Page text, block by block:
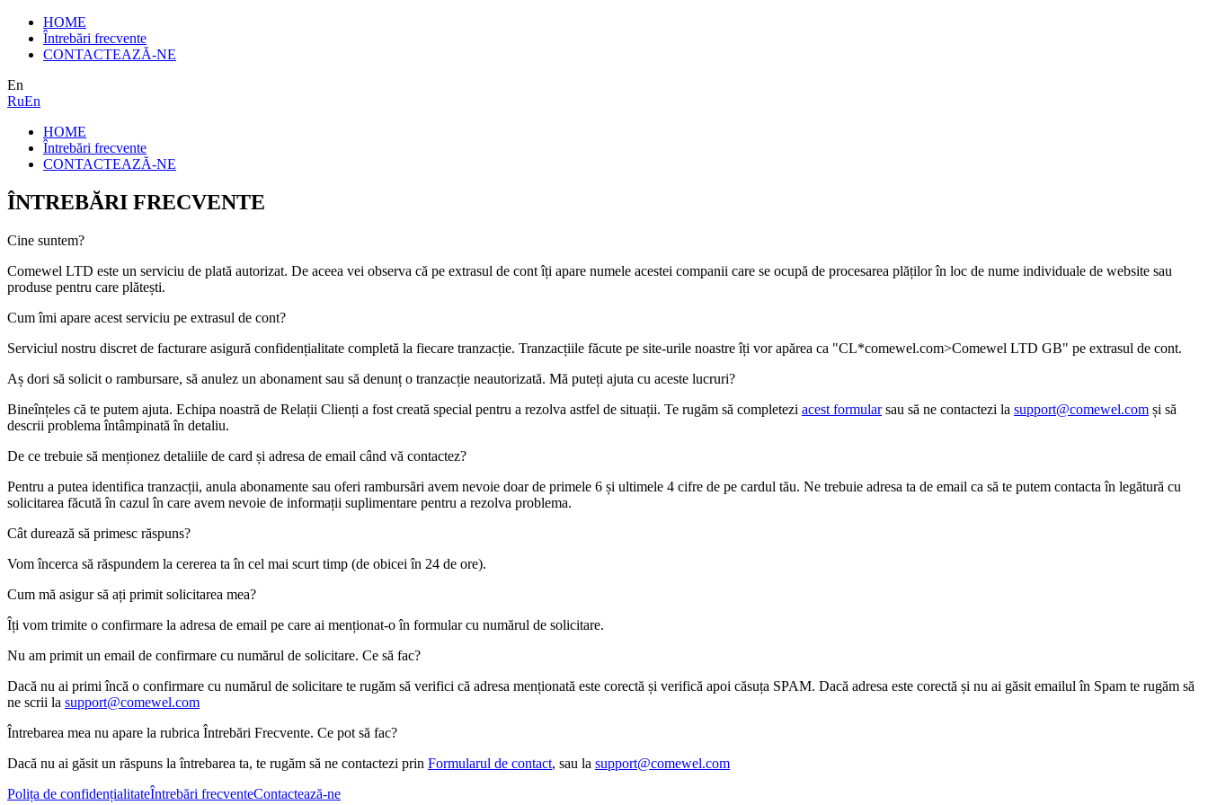
HOME
Întrebări frecvente
CONTACTEAZĂ-NE
En
RuEn
HOME
Întrebări frecvente
CONTACTEAZĂ-NE
ÎNTREBĂRI FRECVENTE
Cine suntem?
Comewel LTD este un serviciu de plată autorizat. De aceea vei observa că pe extrasul de cont îți apare numele acestei companii care se ocupă de procesarea plăților în loc de nume individuale de website sau
produse pentru care plătești.
Cum îmi apare acest serviciu pe extrasul de cont?
Serviciul nostru discret de facturare asigură confidențialitate completă la fiecare tranzacție. Tranzacțiile făcute pe site-urile noastre îți vor apărea ca "CL*comewel.com>Comewel LTD GB" pe extrasul de cont.
Aș dori să solicit o rambursare, să anulez un abonament sau să denunț o tranzacție neautorizată. Mă puteți ajuta cu aceste lucruri?
Bineînțeles că te putem ajuta. Echipa noastră de Relații Clienți a fost creată special pentru a rezolva astfel de situații. Te rugăm să completezi acest formularsau să ne contactezi la support@comewel.com și să
descrii problema întâmpinată în detaliu.
De ce trebuie să menționez detaliile de card și adresa de email când vă contactez?
Pentru a putea identifica tranzacții, anula abonamente sau oferi rambursări avem nevoie doar de primele 6 și ultimele 4 cifre de pe cardul tău. Ne trebuie adresa ta de email ca să te putem contacta în legătură cu
solicitarea făcută în cazul în care avem nevoie de informații suplimentare pentru a rezolva problema.
Cât durează să primesc răspuns?
Vom încerca să răspundem la cererea ta în cel mai scurt timp (de obicei în 24 de ore).
Cum mă asigur să ați primit solicitarea mea?
Îți vom trimite o confirmare la adresa de email pe care ai menționat-o în formular cu numărul de solicitare.
Nu am primit un email de confirmare cu numărul de solicitare. Ce să fac?
Dacă nu ai primi încă o confirmare cu numărul de solicitare te rugăm să verifici că adresa menționată este corectă și verifică apoi căsuța SPAM. Dacă adresa este corectă și nu ai găsit emailul în Spam te rugăm să
ne scrii la support@comewel.com
Întrebarea mea nu apare la rubrica Întrebări Frecvente. Ce pot să fac?
Dacă nu ai găsit un răspuns la întrebarea ta, te rugăm să ne contactezi prin Formularul de contact, sau la support@comewel.com
Polița de confidențialitateÎntrebări frecventeContactează-ne